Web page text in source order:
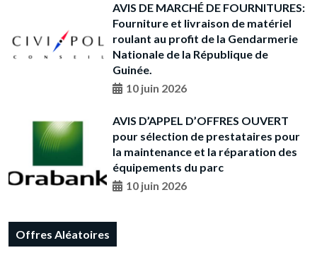
AVIS DE MARCHÉ DE FOURNITURES:
Fourniture et livraison de matériel
roulant au profit de la Gendarmerie
Nationale de la République de
Guinée.
10 juin 2026
AVIS D’APPEL D’OFFRES OUVERT
pour sélection de prestataires pour
la maintenance et la réparation des
équipements du parc
10 juin 2026
Offres Aléatoires